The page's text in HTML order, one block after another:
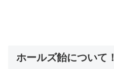
ホールズ飴について！